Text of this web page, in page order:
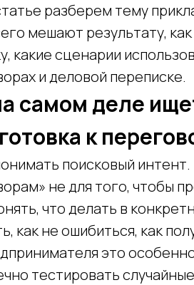
разберем тему
мешают результату,
какие сценарии
и деловой переписке.
самом деле
к
поисковый
не для того, чтобы
что делать в
как не ошибиться, как
это
тестировать